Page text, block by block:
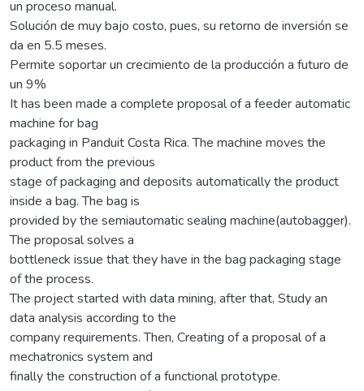
un proceso manual.
Solución de muy bajo costo, pues, su retorno de inversión se
da en 5.5 meses.
Permite soportar un crecimiento de la producción a futuro de
un 9%
It has been made a complete proposal of a feeder automatic
machine for bag
packaging in Panduit Costa Rica. The machine moves the
product from the previous
stage of packaging and deposits automatically the product
inside a bag. The bag is
provided by the semiautomatic sealing machine(autobagger).
The proposal solves a
bottleneck issue that they have in the bag packaging stage
of the process.
The project started with data mining, after that, Study an
data analysis according to the
company requirements. Then, Creating of a proposal of a
mechatronics system and
finally the construction of a functional prototype.